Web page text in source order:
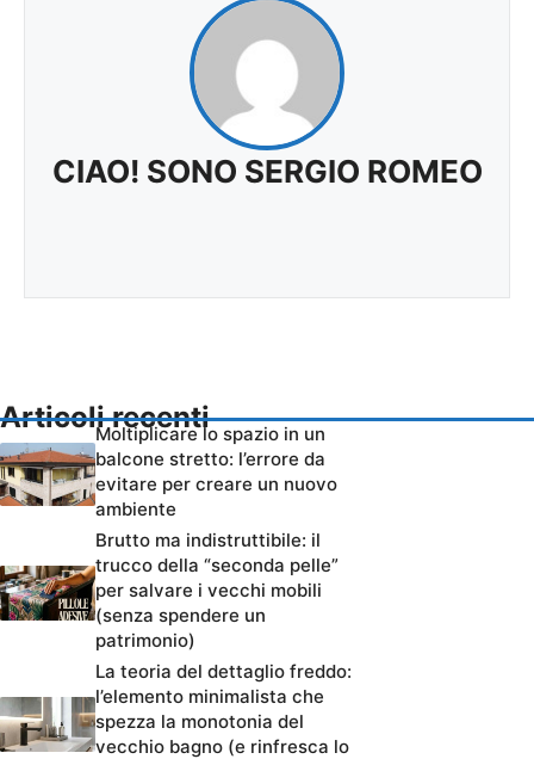
CIAO! SONO SERGIO ROMEO
Articoli recenti
Moltiplicare lo spazio in un
balcone stretto: l’errore da
evitare per creare un nuovo
ambiente
Brutto ma indistruttibile: il
trucco della “seconda pelle”
per salvare i vecchi mobili
(senza spendere un
patrimonio)
La teoria del dettaglio freddo:
l’elemento minimalista che
spezza la monotonia del
vecchio bagno (e rinfresca lo